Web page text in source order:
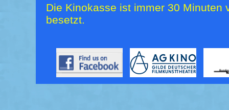
Die Kinokasse ist immer 30 Minuten
besetzt.